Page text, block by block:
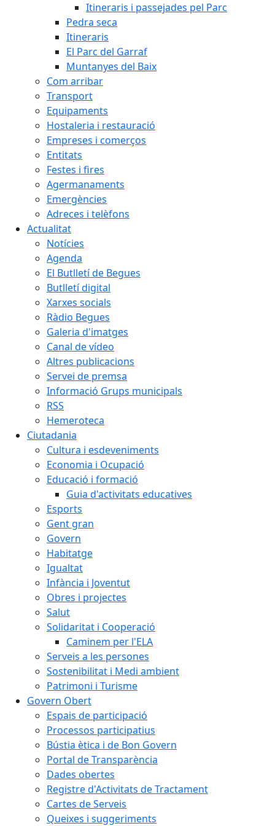
Itineraris i passejades pel Parc
Pedra seca
Itineraris
El Parc del Garraf
Muntanyes del Baix
Com arribar
Transport
Equipaments
Hostaleria i restauració
Empreses i comerços
Entitats
Festes i fires
Agermanaments
Emergències
Adreces i telèfons
Actualitat
Notícies
Agenda
El Butlletí de Begues
Butlletí digital
Xarxes socials
Ràdio Begues
Galeria d'imatges
Canal de vídeo
Altres publicacions
Servei de premsa
Informació Grups municipals
RSS
Hemeroteca
Ciutadania
Cultura i esdeveniments
Economia i Ocupació
Educació i formació
Guia d'activitats educatives
Esports
Gent gran
Govern
Habitatge
Igualtat
Infància i Joventut
Obres i projectes
Salut
Solidaritat i Cooperació
Caminem per l'ELA
Serveis a les persones
Sostenibilitat i Medi ambient
Patrimoni i Turisme
Govern Obert
Espais de participació
Processos participatius
Bústia ètica i de Bon Govern
Portal de Transparència
Dades obertes
Registre d'Activitats de Tractament
Cartes de Serveis
Queixes i suggeriments